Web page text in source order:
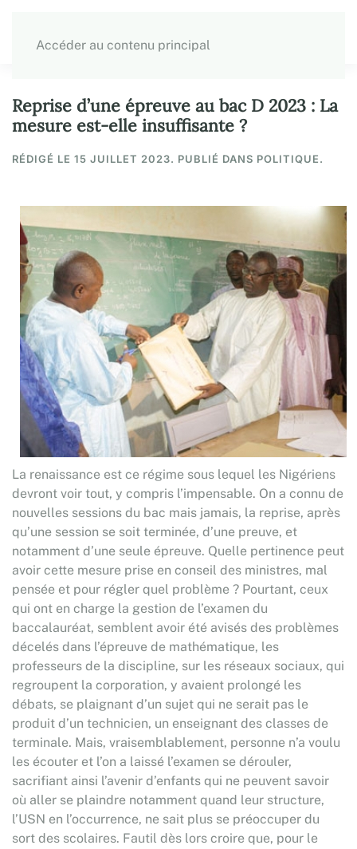
Accéder au contenu principal
Reprise d’une épreuve au bac D 2023 : La
mesure est-elle insuffisante ?
RÉDIGÉ LE 15 JUILLET 2023. PUBLIÉ DANS POLITIQUE.
La renaissance est ce régime sous lequel les Nigériens
devront voir tout, y compris l’impensable. On a connu de
nouvelles sessions du bac mais jamais, la reprise, après
qu’une session se soit terminée, d’une preuve, et
notamment d’une seule épreuve. Quelle pertinence peut
avoir cette mesure prise en conseil des ministres, mal
pensée et pour régler quel problème ? Pourtant, ceux
qui ont en charge la gestion de l’examen du
baccalauréat, semblent avoir été avisés des problèmes
décelés dans l’épreuve de mathématique, les
professeurs de la discipline, sur les réseaux sociaux, qui
regroupent la corporation, y avaient prolongé les
débats, se plaignant d’un sujet qui ne serait pas le
produit d’un technicien, un enseignant des classes de
terminale. Mais, vraisemblablement, personne n’a voulu
les écouter et l’on a laissé l’examen se dérouler,
sacrifiant ainsi l’avenir d’enfants qui ne peuvent savoir
où aller se plaindre notamment quand leur structure,
l’USN en l’occurrence, ne sait plus se préoccuper du
sort des scolaires. Fautil dès lors croire que, pour le